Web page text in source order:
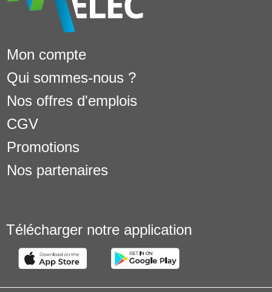
Mon compte
Qui sommes-nous ?
Nos offres d'emplois
CGV
Promotions
Nos partenaires
Télécharger notre application